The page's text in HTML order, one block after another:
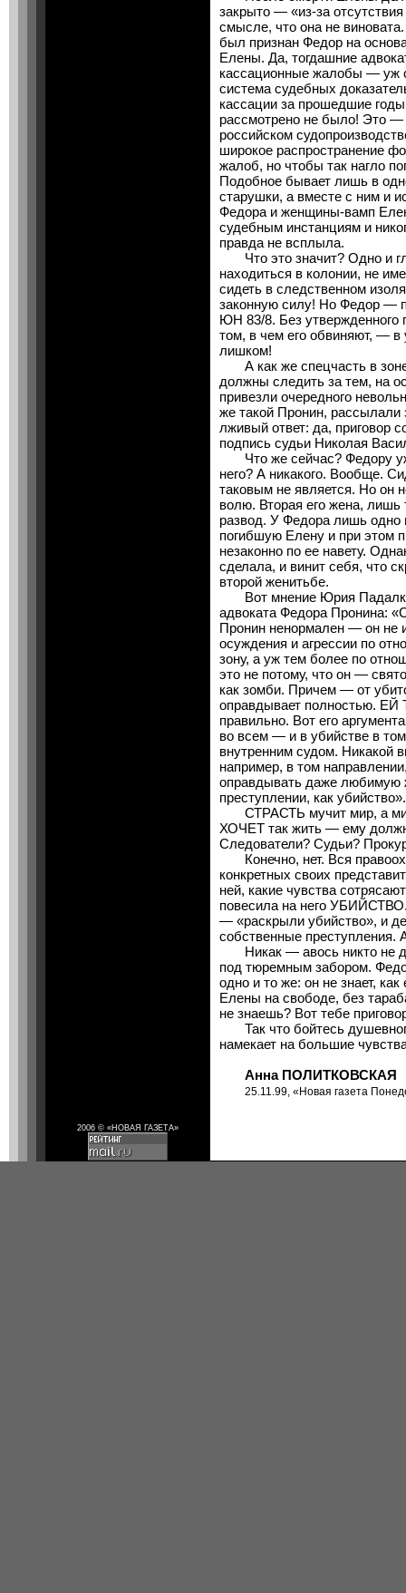
закрыто — «из-за
смысле, что она не
был признан Федор на
Елены. Да, тогдашние
кассационные жалобы — уж
система судебных
кассации за прошедшие годы
рассмотрено не было! Это
российском
широкое распространение
жалоб, но чтобы так нагло
Подобное бывает лишь в
старушки, а вместе с ним и
Федора и женщины-вамп
судебным инстанциям и
правда не всплыла.
Что это значит? Одно и
находиться в колонии, не
сидеть в следственном
законную силу! Но Федор —
ЮН 83/8. Без утвержденного
том, в чем его обвиняют, —
лишком!
А как же спецчасть в зоне,
должны следить за тем, на
привезли очередного
же такой Пронин,
лживый ответ: да, приговор
подпись судьи Николая
Что же сейчас? Федору
него? А никакого. Вообще.
таковым не является. Но он
волю. Вторая его жена, лишь
развод. У Федора лишь
погибшую Елену и при этом
незаконно по ее навету.
сделала, и винит себя, что
второй женитьбе.
Вот мнение Юрия
адвоката Федора Пронина:
Пронин ненормален — он не
осуждения и агрессии по
зону, а уж тем более по
это не потому, что он —
как зомби. Причем — от
оправдывает полностью.
правильно. Вот его
во всем — и в убийстве в
внутренним судом. Никакой
например, в том
оправдывать даже любимую
преступлении, как убийство».
СТРАСТЬ мучит мир, а мир
ХОЧЕТ так жить — ему
Следователи? Судьи?
Конечно, нет. Вся
конкретных своих
ней, какие чувства
повесила на него
— «раскрыли убийство», и
собственные преступления.
Никак — авось никто не
под тюремным забором.
одно и то же: он не знает,
Елены на свободе, без
не знаешь? Вот тебе
Так что бойтесь
намекает на большие
Анна ПОЛИТКОВСКАЯ
25.11.99, «Новая газета
2006 © «НОВАЯ ГАЗЕТА»